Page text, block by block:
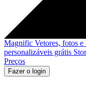
Magnific Vetores, fotos
personalizáveis grátis
Preços
Fazer o login